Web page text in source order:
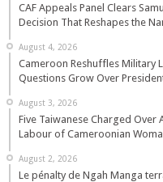
CAF Appeals Panel Clears
Decision That Reshapes the
August 4, 2026
Cameroon Reshuffles Military
Questions Grow Over
August 3, 2026
Five Taiwanese Charged Over
Labour of Cameroonian
August 2, 2026
Le pénalty de Ngah Manga